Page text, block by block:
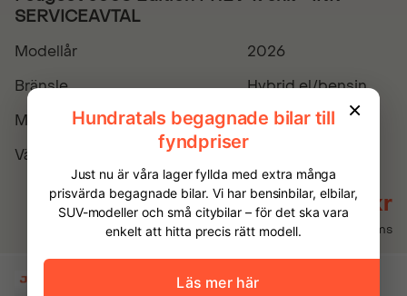
SERVICEAVTAL
Modellår
2026
Bränsle
Hybrid el/bensin
Miltal
0
Växellåda
519 900 kr
Inkl. moms